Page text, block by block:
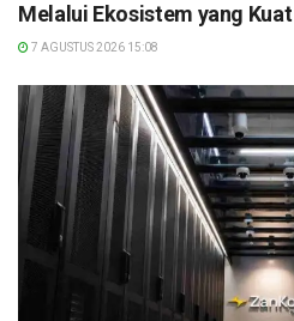
Melalui Ekosistem yang Kuat
7 AGUSTUS 2026 15:08